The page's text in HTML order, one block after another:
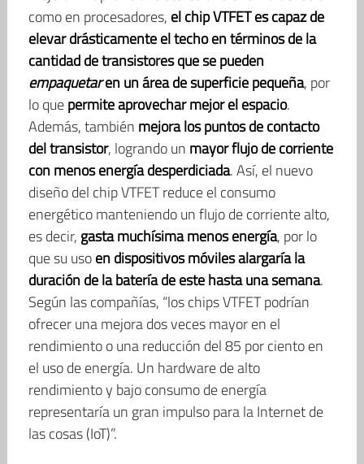
como en procesadores, el chip VTFET es capaz de
elevar drásticamente el techo en términos de la
cantidad de transistores que se pueden
empaquetaren un área de superficie pequeña, por
lo quepermite aprovechar mejor el espacio.
Además, también mejora los puntos de contacto
del transistor, logrando un mayor flujo de corriente
con menos energía desperdiciada. Así, el nuevo
diseño del chip VTFET reduce el consumo
energético manteniendo un flujo de corriente alto,
es decir, gasta muchísima menos energía, por lo
que su usoen dispositivos móviles alargaría la
duración de la batería de este hasta una semana.
Según las compañías, “los chips VTFET podrían
ofrecer una mejora dos veces mayor en el
rendimiento o una reducción del 85 por ciento en
el uso de energía. Un hardware de alto
rendimiento y bajo consumo de energía
representaría un gran impulso para la Internet de
las cosas (IoT)”.